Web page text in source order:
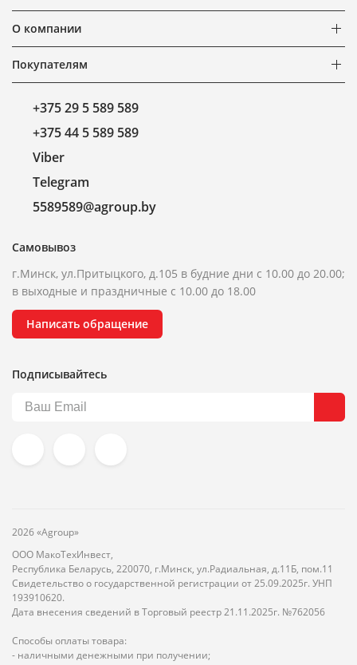
О компании
Покупателям
+375 29 5 589 589
+375 44 5 589 589
Viber
Telegram
5589589@agroup.by
Самовывоз
г.Минск, ул.Притыцкого, д.105 в будние дни с 10.00 до 20.00;
в выходные и праздничные с 10.00 до 18.00
Написать обращение
Подписывайтесь
2026 «Agroup»
ООО МакоТехИнвест,
Республика Беларусь, 220070, г.Минск, ул.Радиальная, д.11Б, пом.11
Свидетельство о государственной регистрации от 25.09.2025г. УНП
193910620.
Дата внесения сведений в Торговый реестр 21.11.2025г. №762056
Способы оплаты товара:
- наличными денежными при получении;